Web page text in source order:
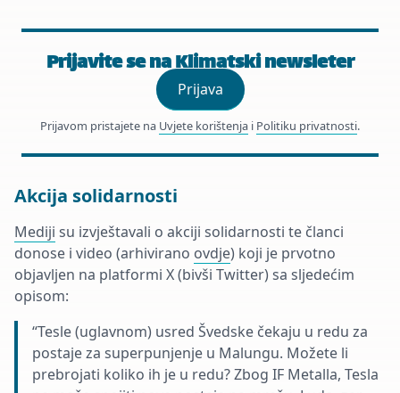
Prijavite se na Klimatski newsleter
Prijava
Prijavom pristajete na Uvjete korištenja i Politiku privatnosti.
Akcija solidarnosti
Mediji su izvještavali o akciji solidarnosti te članci
donose i video (arhivirano ovdje) koji je prvotno
objavljen na platformi X (bivši Twitter) sa sljedećim
opisom:
“Tesle (uglavnom) usred Švedske čekaju u redu za
postaje za superpunjenje u Malungu. Možete li
prebrojati koliko ih je u redu? Zbog IF Metalla, Tesla